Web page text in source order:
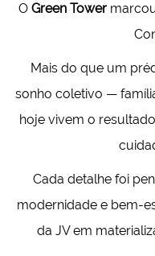
O Green Tower
Mais do que um
sonho coletivo —
hoje vivem o
Cada detalhe foi
modernidade e bem-
da JV em